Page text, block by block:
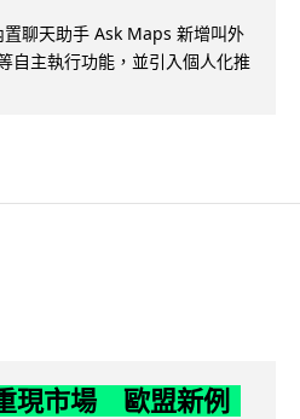
聊天助手 Ask Maps 新增叫外
自主執行功能，並引入個人化推
現市場 歐盟新例